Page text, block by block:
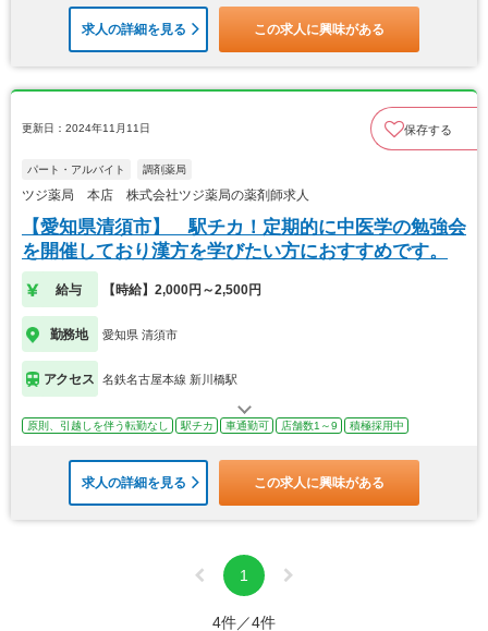
求人の詳細を見る この求人に興味がある
更新日：2024年11月11日 保存する
パート・アルバイト 調剤薬局
ツジ薬局 本店 株式会社ツジ薬局の薬剤師求人
【愛知県清須市】 駅チカ！定期的に中医学の勉強会
を開催しており漢方を学びたい方におすすめです。
給与 【時給】2,000円～2,500円
勤務地 愛知県 清須市
アクセス 名鉄名古屋本線 新川橋駅
原則、引越しを伴う転勤なし 駅チカ 車通勤可 店舗数1～9 積極採用中
求人の詳細を見る この求人に興味がある
1
4件／4件